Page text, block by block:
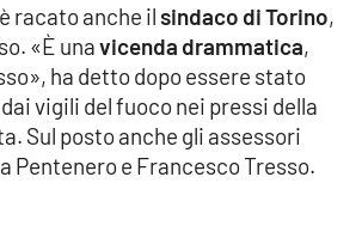
racato anche ilsindaco di Torino,
«È unavicenda drammatica,
ha detto dopo essere stato
vigili del fuoco nei pressi della
Sul posto anche gli assessori
Pentenero e Francesco Tresso.